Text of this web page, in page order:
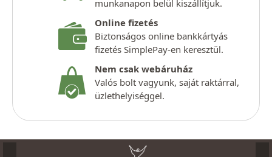
munkanapon belül kiszállítjuk.
Online fizetés
Biztonságos online bankkártyás
fizetés SimplePay-en keresztül.
Nem csak webáruház
Valós bolt vagyunk, saját raktárral,
üzlethelyiséggel.